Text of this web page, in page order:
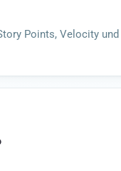
Points, Velocity